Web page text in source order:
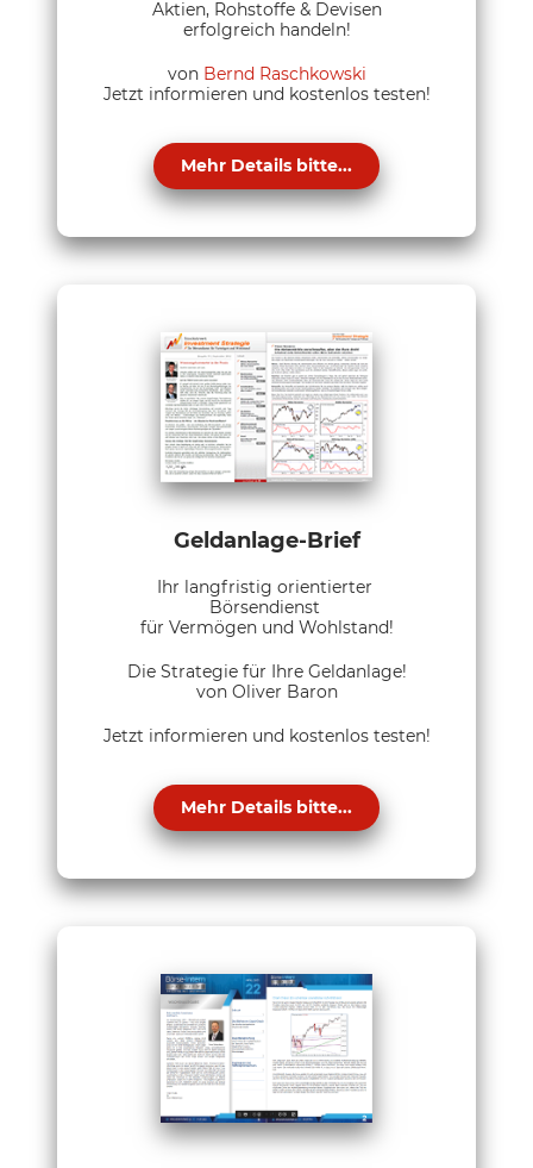
Aktien, Rohstoffe & Devisen
erfolgreich handeln!
von Bernd Raschkowski
Jetzt informieren und kostenlos testen!
Mehr Details bitte...
Geldanlage-Brief
Ihr langfristig orientierter
Börsendienst
für Vermögen und Wohlstand!
Die Strategie für Ihre Geldanlage!
von Oliver Baron
Jetzt informieren und kostenlos testen!
Mehr Details bitte...